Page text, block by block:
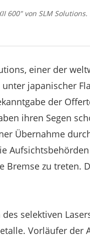
600" von SLM
einer der
japanischer
der
ihren Segen
Übernahme
zu treten.
selektiven
Vorläufer der